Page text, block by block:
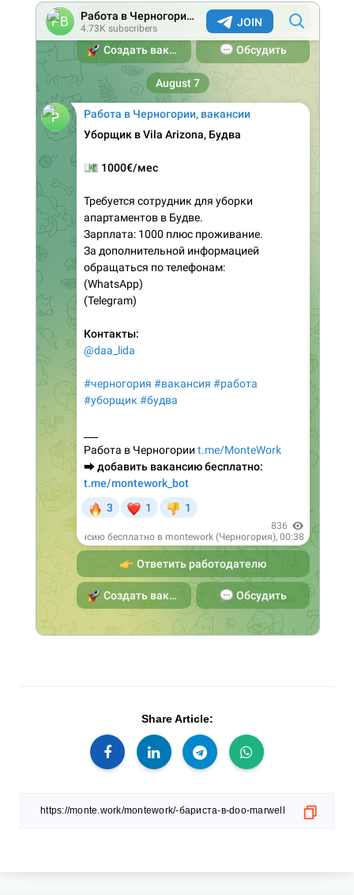
Share Article: